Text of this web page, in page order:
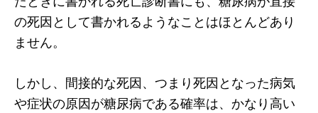
の死因として書かれるようなことはほとんどあり
ません。
しかし、間接的な死因、つまり死因となった病気
や症状の原因が糖尿病である確率は、かなり高い